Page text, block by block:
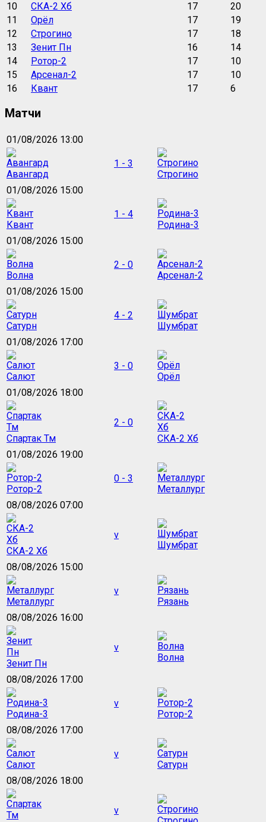
10
СКА-2 Хб 17
20
11
Орёл 17
19
12
Строгино 17
18
13
Зенит Пн 16
14
14
Ротор-2 17
10
15
Арсенал-2 17
10
16
Квант 17 6
Матчи
01/08/2026 13:00
Авангард
1 - 3
Строгино
01/08/2026 15:00
Квант
1 - 4
Родина-3
01/08/2026 15:00
Волна
2 - 0
Арсенал-2
01/08/2026 15:00
Сатурн
4 - 2
Шумбрат
01/08/2026 17:00
Салют
3 - 0
Орёл
01/08/2026 18:00
Спартак Тм
2 - 0
СКА-2 Хб
01/08/2026 19:00
Ротор-2
0 - 3
Металлург
08/08/2026 07:00
СКА-2 Хб
v
Шумбрат
08/08/2026 15:00
Металлург
v
Рязань
08/08/2026 16:00
Зенит Пн
v
Волна
08/08/2026 17:00
Родина-3
v
Ротор-2
08/08/2026 17:00
Салют
v
Сатурн
08/08/2026 18:00
v